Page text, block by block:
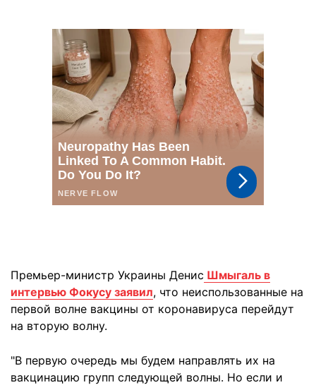
Премьер-министр Украины Денис Шмыгаль в
интервью Фокусу заявил, что неиспользованные на
первой волне вакцины от коронавируса перейдут
на вторую волну.
"В первую очередь мы будем направлять их на
вакцинацию групп следующей волны. Но если и